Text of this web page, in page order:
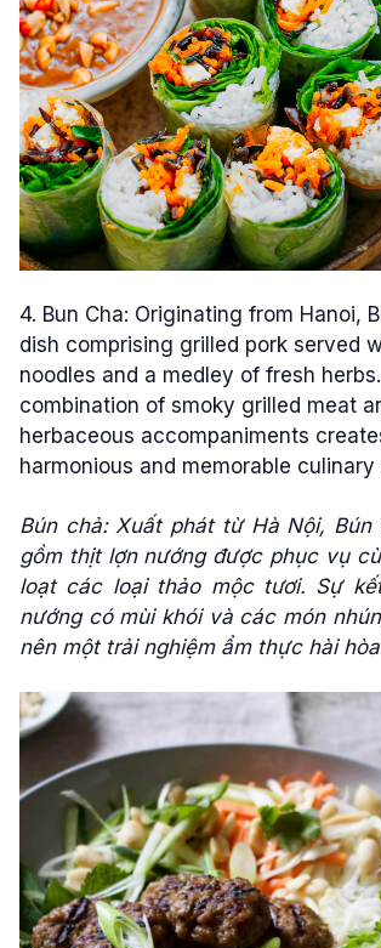
4. Bun Cha: Originating from Hanoi,
dish comprising grilled pork served
noodles and a medley of fresh
combination of smoky grilled meat
herbaceous accompaniments
harmonious and memorable culinary
Bún chả: Xuất phát từ Hà Nội, Bún
gồm thịt lợn nướng được phục vụ
loạt các loại thảo mộc tươi. Sự
nướng có mùi khói và các món
nên một trải nghiệm ẩm thực hài